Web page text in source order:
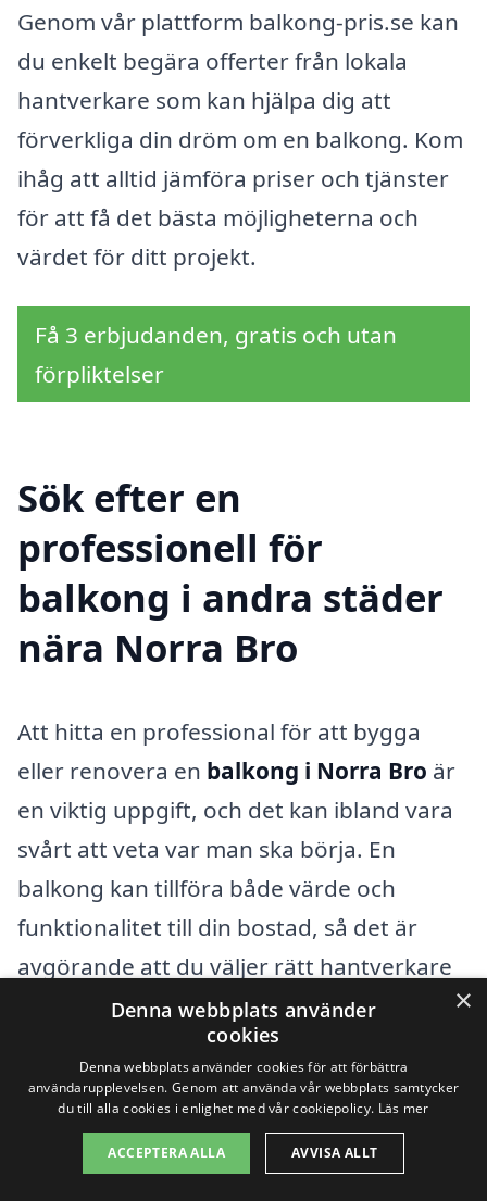
Genom vår plattform balkong-pris.se kan
du enkelt begära offerter från lokala
hantverkare som kan hjälpa dig att
förverkliga din dröm om en balkong. Kom
ihåg att alltid jämföra priser och tjänster
för att få det bästa möjligheterna och
värdet för ditt projekt.
Få 3 erbjudanden, gratis och utan
förpliktelser
Sök efter en
professionell för
balkong i andra städer
nära Norra Bro
Att hitta en professional för att bygga
eller renovera en balkong i Norra Bro är
en viktig uppgift, och det kan ibland vara
svårt att veta var man ska börja. En
balkong kan tillföra både värde och
funktionalitet till din bostad, så det är
avgörande att du väljer rätt hantverkare
för jobbet. Genom vår plattform, balkong-
pris.se, kan du enkelt få kontakt med olika
yrkespersoner som specialiserar sig på
balkongarbeten i ditt område.
×
Denna webbplats använder
cookies
Denna webbplats använder cookies för att förbättra
användarupplevelsen. Genom att använda vår webbplats samtycker
du till alla cookies i enlighet med vår cookiepolicy. Läs mer
ACCEPTERA ALLA AVVISA ALLT